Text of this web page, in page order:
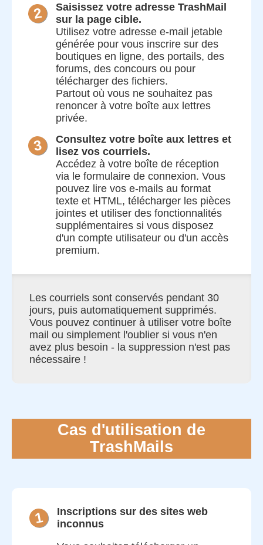
Saisissez votre adresse TrashMail
sur la page cible.
Utilisez votre adresse e-mail jetable
générée pour vous inscrire sur des
boutiques en ligne, des portails, des
forums, des concours ou pour
télécharger des fichiers.
Partout où vous ne souhaitez pas
renoncer à votre boîte aux lettres
privée.
Consultez votre boîte aux lettres et
lisez vos courriels.
Accédez à votre boîte de réception
via le formulaire de connexion. Vous
pouvez lire vos e-mails au format
texte et HTML, télécharger les pièces
jointes et utiliser des fonctionnalités
supplémentaires si vous disposez
d'un compte utilisateur ou d'un accès
premium.
Les courriels sont conservés pendant 30
jours, puis automatiquement supprimés.
Vous pouvez continuer à utiliser votre boîte
mail ou simplement l'oublier si vous n'en
avez plus besoin - la suppression n'est pas
nécessaire !
Cas d'utilisation de
TrashMails
1
Inscriptions sur des sites web
inconnus